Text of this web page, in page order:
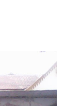
Stackholder
Pencemaran